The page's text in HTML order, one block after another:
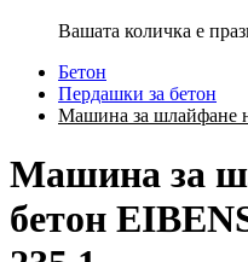
Вашата количка е
Бетон
Пердашки за бетон
Машина за шлайфане
Машина за
бетон